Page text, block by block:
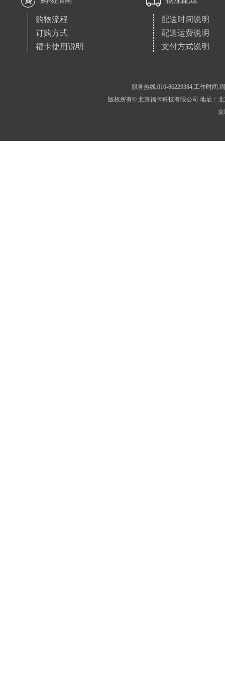
购物流程
订购方式
福卡使用说明
配送时间说明
配送运费说明
支付方式说明
服务热线:010-86229384,工作时间:
版权所有© 北京福卡科技有限公司 地址：
京